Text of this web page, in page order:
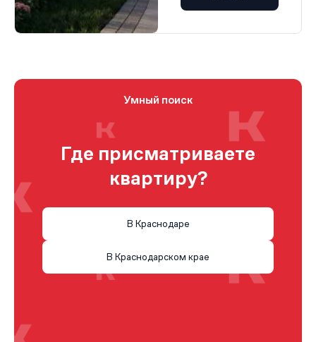
Умный поиск
Где присматриваете
квартиру?
В Краснодаре
В Краснодарском крае